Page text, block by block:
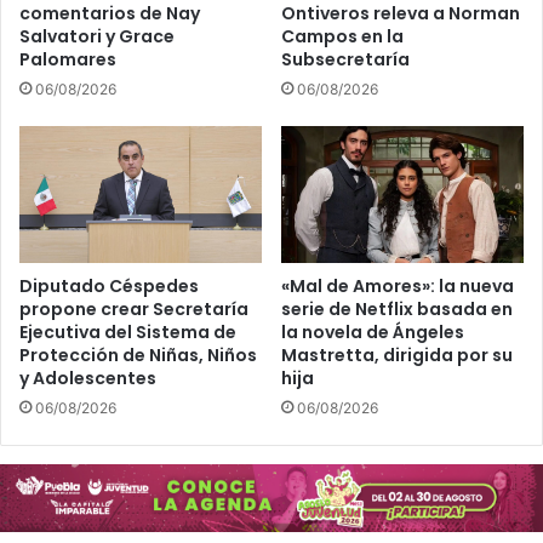
r
r
o
l
c
o
l
ó
g
i
c
c
o
n
l
comentarios de Nay
Salvatori y Grace
Palomares
06/08/2026
Ontiveros releva a Norman
Campos en la
Subsecretaría
06/08/2026
Diputado Céspedes
propone crear Secretaría
Ejecutiva del Sistema de
Protección de Niñas, Niños
y Adolescentes
06/08/2026
«Mal de Amores»: la nueva
serie de Netflix basada en
la novela de Ángeles
Mastretta, dirigida por su
hija
06/08/2026